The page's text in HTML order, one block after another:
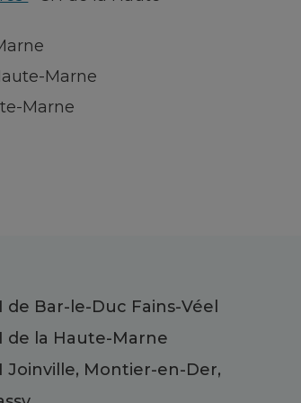
Marne
Marne
de Bar-le-Duc Fains-Véel
de la Haute-Marne
Joinville, Montier-en-Der,